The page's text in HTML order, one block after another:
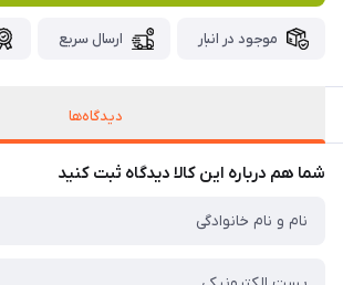
موجود در انبار ارسال سریع
دیدگاه‌ها
شما هم درباره این کالا دیدگاه ثبت کنید